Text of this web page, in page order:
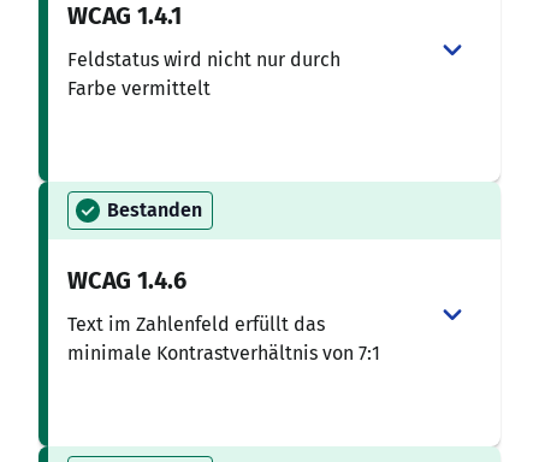
WCAG 1.4.1
Feldstatus wird nicht nur durch
Farbe vermittelt
Bestanden
WCAG 1.4.6
Text im Zahlenfeld erfüllt das
minimale Kontrastverhältnis von 7:1